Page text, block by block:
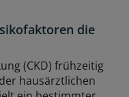
die
(CKD) frühzeitig
hausärztlichen